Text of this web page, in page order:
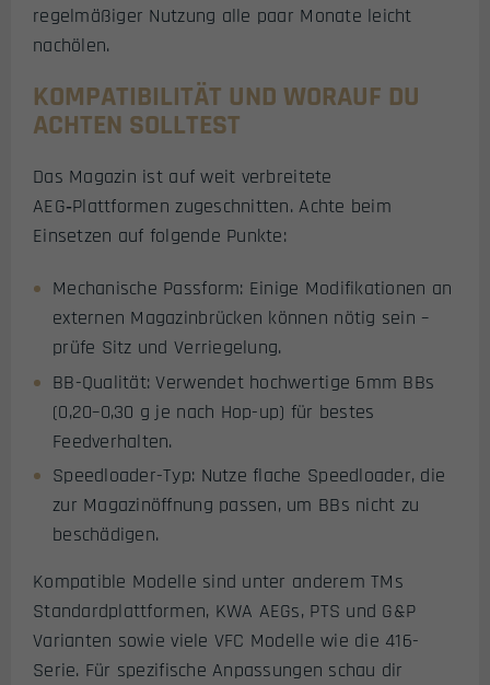
regelmäßiger Nutzung alle paar Monate leicht
nachölen.
KOMPATIBILITÄT UND WORAUF DU
ACHTEN SOLLTEST
Das Magazin ist auf weit verbreitete
AEG‑Plattformen zugeschnitten. Achte beim
Einsetzen auf folgende Punkte:
Mechanische Passform: Einige Modifikationen an
externen Magazinbrücken können nötig sein –
prüfe Sitz und Verriegelung.
BB-Qualität: Verwendet hochwertige 6mm BBs
(0,20–0,30 g je nach Hop-up) für bestes
Feedverhalten.
Speedloader-Typ: Nutze flache Speedloader, die
zur Magazinöffnung passen, um BBs nicht zu
beschädigen.
Kompatible Modelle sind unter anderem TMs
Standardplattformen, KWA AEGs, PTS und G&P
Varianten sowie viele VFC Modelle wie die 416-
Serie. Für spezifische Anpassungen schau dir